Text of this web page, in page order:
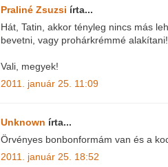
Praliné Zsuzsi írta...
Hát, Tatin, akkor tényleg nincs más
bevetni, vagy prohárkrémmé alakítani!
Vali, megyek!
2011. január 25. 11:09
Unknown írta...
Örvényes bonbonformám van és a
2011. január 25. 18:52